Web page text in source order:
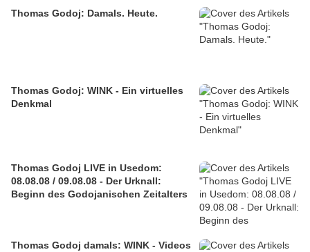
Thomas Godoj: Damals. Heute.
Thomas Godoj: WINK - Ein virtuelles
Denkmal
Thomas Godoj LIVE in Usedom:
08.08.08 / 09.08.08 - Der Urknall:
Beginn des Godojanischen Zeitalters
Thomas Godoj damals: WINK - Videos